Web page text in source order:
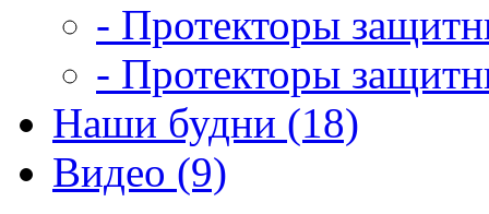
- Протекторы
- Протекторы
Наши будни (18)
Видео (9)